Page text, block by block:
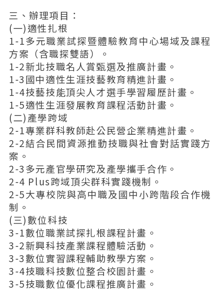
三、辦理項目：
(一)適性扎根
1-1多元職業試探暨體驗教育中心場域及課程
方案（含職探雙語）。
1-2新北技職名人賞甄選及推廣計畫。
1-3國中適性生涯技藝教育精進計畫。
1-4技藝技能頂尖人才選手學習履歷計畫。
1-5適性生涯發展教育課程活動計畫。
(二)產學跨域
2-1專業群科教師赴公民營企業精進計畫。
2-2結合民間資源推動技職與社會對話實踐方
案。
2-3多元產官學研究及產學攜手合作。
2-4 Plus跨域頂尖群科實踐機制。
2-5大專校院與高中職及國中小跨階段合作機
制。
(三)數位科技
3-1數位職業試探扎根課程計畫。
3-2新興科技產業課程體驗活動。
3-3數位實習課程輔助教學方案。
3-4技職科技數位整合校園計畫。
3-5技職數位優化課程推廣計畫。